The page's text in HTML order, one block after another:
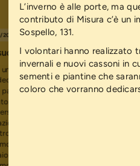
L’inverno è alle porte, ma
contributo di Misura c’è un
Sospello, 131.
I volontari hanno realizzato
invernali e nuovi cassoni in
sementi e piantine che
coloro che vorranno
Il primo
raccolto
i laboratori di orticoltura!
uno spazio vivo. Nella stagione
di studenti di scuole elementari
partecipato alla semina delle piante nel
didattico di orticoltura e nutrizione
la loro attività, sono state
dell’orto invernale all’interno delle
sia da parte dei bimbi sia degli
positivo, tanto da avere già nel
richieste di continuare il laboratorio